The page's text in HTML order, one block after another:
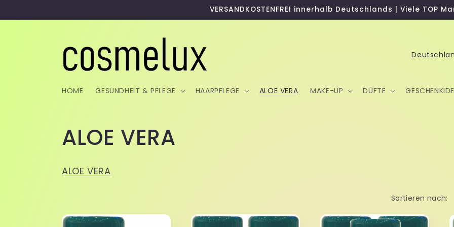
Inhalt
VERSANDKOSTENFREI innerhalb Deutschlands | Viele TOP
HOME GESUNDHEIT & PFLEGE HAARPFLEGE ALOE VERA MAKE-UP DÜFTE
L
n
o
n
K
a
e
ALOE VERA
ALOE VERA
Sortieren nach: